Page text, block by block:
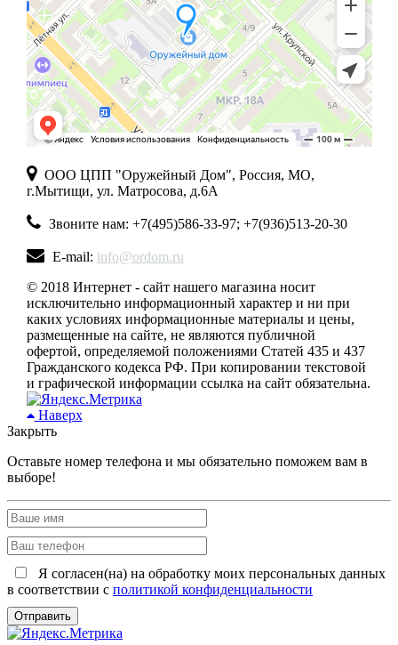
ООО ЦПП "Оружейный Дом", Россия, МО,
г.Мытищи, ул. Матросова, д.6А
Звоните нам: +7(495)586-33-97; +7(936)513-20-30
E-mail: info@ordom.ru
© 2018 Интернет - сайт нашего магазина носит
исключительно информационный характер и ни при
каких условиях информационные материалы и цены,
размещенные на сайте, не являются публичной
офертой, определяемой положениями Статей 435 и 437
Гражданского кодекса РФ. При копировании текстовой
и графической информации ссылка на сайт обязательна.
Наверх
Закрыть
Оставьте номер телефона и мы обязательно поможем вам в
выборе!
Я согласен(на) на обработку моих персональных данных
в соответствии с политикой конфиденциальности